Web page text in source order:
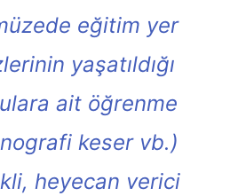
eğitim yer
yaşatıldığı
ait öğrenme
keser vb.)
heyecan verici